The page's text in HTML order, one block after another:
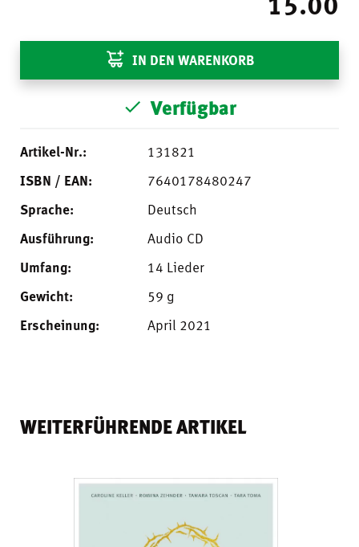
IN DEN WARENKORB
Verfügbar
Artikel-Nr.:
131821
ISBN / EAN:
7640178480247
Sprache:
Deutsch
Ausführung:
Audio CD
Umfang:
14 Lieder
Gewicht:
59 g
Erscheinung:
April 2021
WEITERFÜHRENDE ARTIKEL